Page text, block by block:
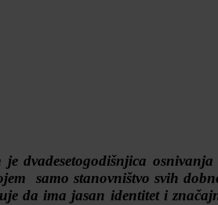
dvadesetogodišnjica
samo stanovništvo svih
da ima jasan identitet i